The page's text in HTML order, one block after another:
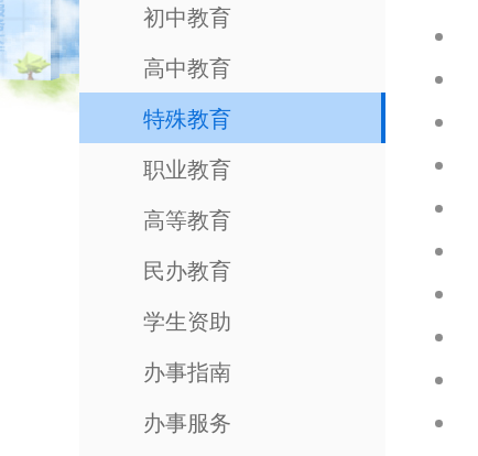
初中教育
高中教育
特殊教育
职业教育
高等教育
民办教育
学生资助
办事指南
办事服务